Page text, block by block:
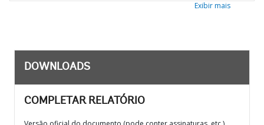
Exibir mais
DOWNLOADS
COMPLETAR RELATÓRIO